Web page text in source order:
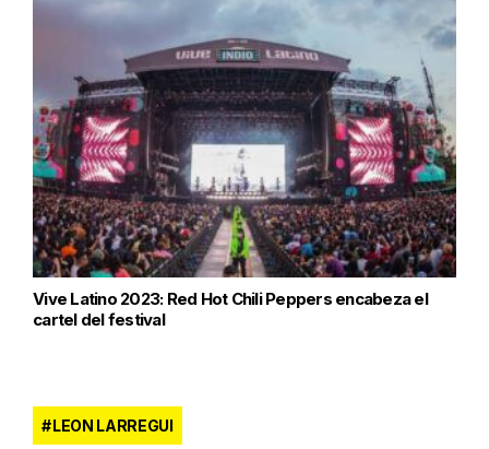
Vive Latino 2023: Red Hot Chili Peppers encabeza el
cartel del festival
LEON LARREGUI